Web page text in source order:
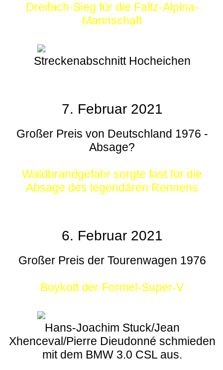
Dreifach-Sieg für die Faltz-Alpina-
Mannschaft
Streckenabschnitt Hocheichen
7. Februar 2021
Großer Preis von Deutschland 1976 -
Absage?
Waldbrandgefahr sorgte fast für die
Absage des legendären Rennens
6. Februar 2021
Großer Preis der Tourenwagen 1976
Boykott der Formel-Super-V
Hans-Joachim Stuck/Jean
Xhenceval/Pierre Dieudonné schmieden
mit dem BMW 3.0 CSL aus.